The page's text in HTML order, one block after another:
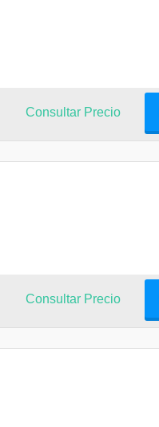
Consultar Precio
Consultar Precio